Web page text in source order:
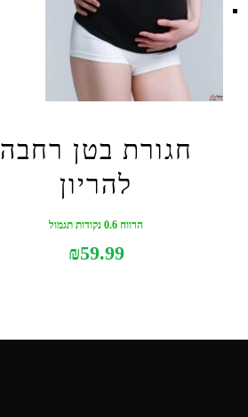
חגורת בטן רחבה
להריון
הרווח 0.6 נקודות תגמול
₪59.99